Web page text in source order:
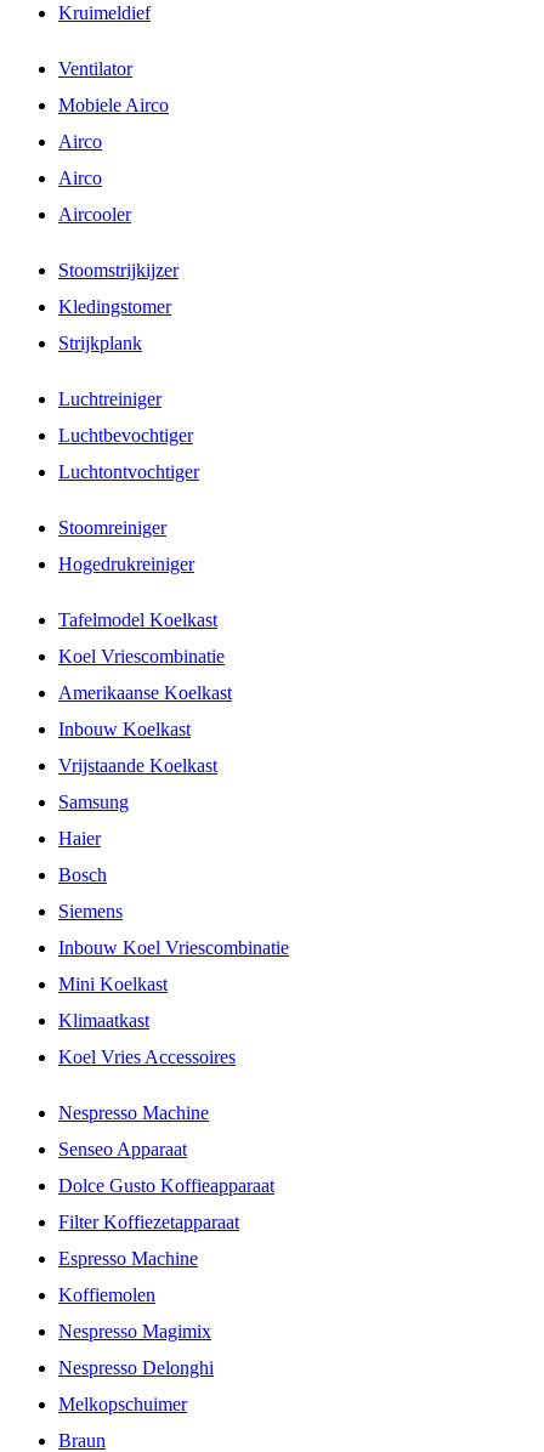
Kruimeldief
Ventilator
Mobiele Airco
Airco
Airco
Aircooler
Stoomstrijkijzer
Kledingstomer
Strijkplank
Luchtreiniger
Luchtbevochtiger
Luchtontvochtiger
Stoomreiniger
Hogedrukreiniger
Tafelmodel Koelkast
Koel Vriescombinatie
Amerikaanse Koelkast
Inbouw Koelkast
Vrijstaande Koelkast
Samsung
Haier
Bosch
Siemens
Inbouw Koel Vriescombinatie
Mini Koelkast
Klimaatkast
Koel Vries Accessoires
Nespresso Machine
Senseo Apparaat
Dolce Gusto Koffieapparaat
Filter Koffiezetapparaat
Espresso Machine
Koffiemolen
Nespresso Magimix
Nespresso Delonghi
Melkopschuimer
Braun